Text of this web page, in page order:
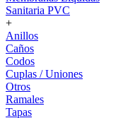
Sanitaria PVC
+
Anillos
Caños
Codos
Cuplas / Uniones
Otros
Ramales
Tapas